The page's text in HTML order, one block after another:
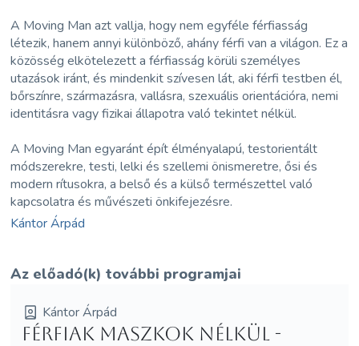
A Moving Man azt vallja, hogy nem egyféle férfiasság
létezik, hanem annyi különböző, ahány férfi van a világon. Ez a
közösség elkötelezett a férfiasság körüli személyes
utazások iránt, és mindenkit szívesen lát, aki férfi testben él,
bőrszínre, származásra, vallásra, szexuális orientációra, nemi
identitásra vagy fizikai állapotra való tekintet nélkül.
A Moving Man egyaránt épít élményalapú, testorientált
módszerekre, testi, lelki és szellemi önismeretre, ősi és
modern rítusokra, a belső és a külső természettel való
kapcsolatra és művészeti önkifejezésre.
Kántor Árpád
Az előadó(k) további programjai
Kántor Árpád
Férfiak maszkok nélkül -